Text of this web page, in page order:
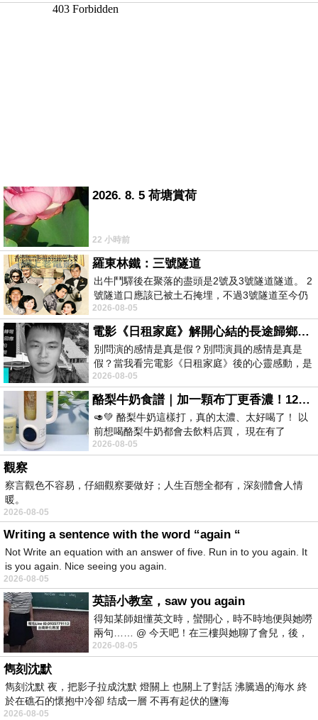
2026. 8. 5 荷塘賞荷
22 小時前
羅東林鐵：三號隧道
出牛鬥驛後在聚落的盡頭是2號及3號隧道隧道。 2
號隧道口應該已被土石掩埋，不過3號隧道至今仍
存在。從台7丙牛鬥橋上往左岸上游方
2026-08-05
電影《日租家庭》解開心結的長途歸鄉！能在電影院感受到地理的寬闊和人心的相鄰，真是太棒了！
別問演的感情是真是假？別問演員的感情是真是
假？當我看完電影《日租家庭》後的心靈感動，是
真的。詮釋的情感觸動了人心，就是真情
2026-08-05
酪梨牛奶食譜｜加一顆布丁更香濃！120秒完成飲料店級酪梨奶昔｜imami 旗艦豆漿機
🥑💚 酪梨牛奶這樣打，真的太濃、太好喝了！ 以
前想喝酪梨牛奶都會去飲料店買， 現在有了
imami 健康煮藝｜旗艦破壁智慧養生豆漿機，
2026-08-05
觀察
察言觀色不容易，仔細觀察要做好；人生百態全都有，深刻體會人情
暖。
2026-08-05
Writing a sentence with the word “again “
Not Write an equation with an answer of five. Run in to you again. It
is you again. Nice seeing you again.
2026-08-05
英語小教室，saw you again
得知某師姐懂英文時，蠻開心，時不時地便與她嘮
兩句…… @ 今天吧！在三樓與她聊了會兒，後，
下二樓居然又撞到她，於是
2026-08-05
雋刻沈默
雋刻沈默 夜，把影子拉成沈默 燈關上 也關上了對話 沸騰過的海水 終
於在礁石的懷抱中冷卻 结成一層 不再有起伏的鹽海
2026-08-05